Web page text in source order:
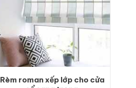
Rèm roman xếp lớp cho cửa